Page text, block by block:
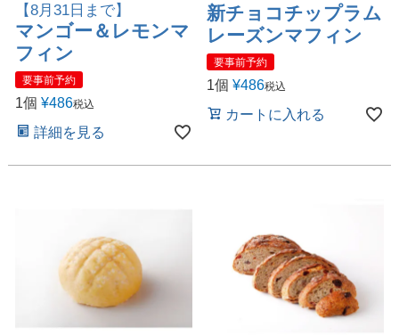
【8月31日まで】
マンゴー＆レモンマ
フィン
要事前予約
1個 ¥486税込
詳細を見る
新チョコチップラム
レーズンマフィン
要事前予約
1個 ¥486税込
カートに入れる